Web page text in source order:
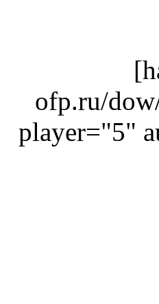
ofp.ru/
player="5"